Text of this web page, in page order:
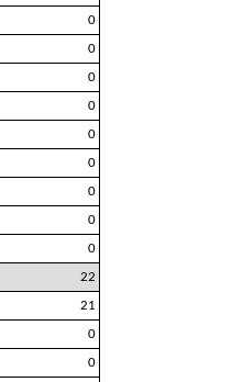
0
0
0
0
0
0
0
0
0
22
21
0
0